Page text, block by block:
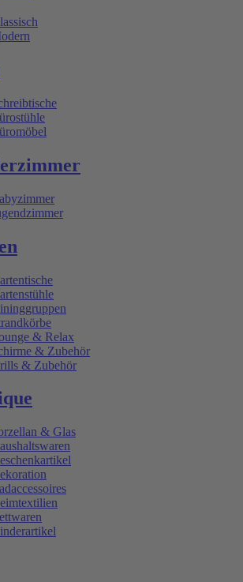
& Relax
& Zubehör
& Zubehör
& Glas